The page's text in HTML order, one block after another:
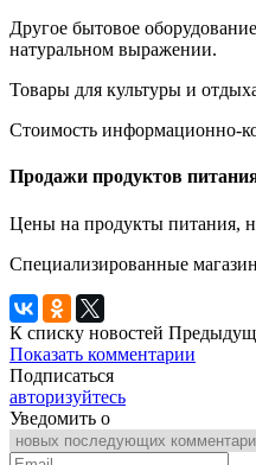
Другое бытовое
натуральном выражении.
Товары для культуры и
Стоимость информационно-
Продажи продуктов
Цены на продукты питания,
Специализированные
К списку новостей
Показать комментарии
Подписаться
авторизуйтесь
Уведомить о